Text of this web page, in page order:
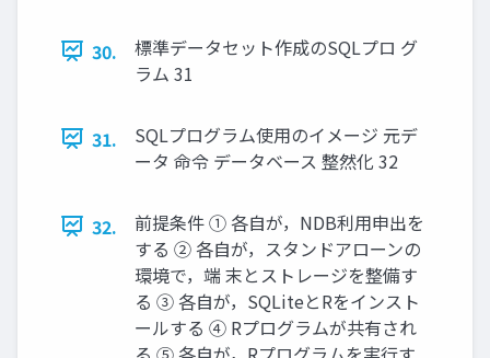
30.
標準データセット作成のSQLプロ グ
ラム 31
31.
SQLプログラム使用のイメージ 元デ
ータ 命令 データベース 整然化 32
32.
前提条件 ① 各自が，NDB利用申出を
する ② 各自が，スタンドアローンの
環境で，端 末とストレージを整備す
る ③ 各自が，SQLiteとRをインスト
ールする ④ Rプログラムが共有され